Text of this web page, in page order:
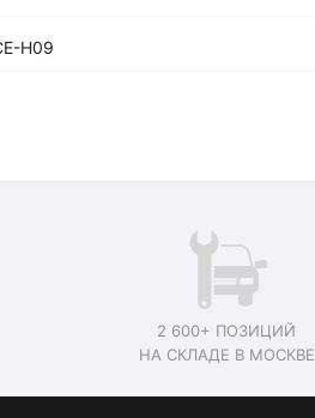
H09
2 600+ ПОЗИЦИЙ
НА СКЛАДЕ В МОСКВЕ